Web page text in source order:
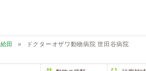
給田 ドクターオザワ動物病院 世田谷病院